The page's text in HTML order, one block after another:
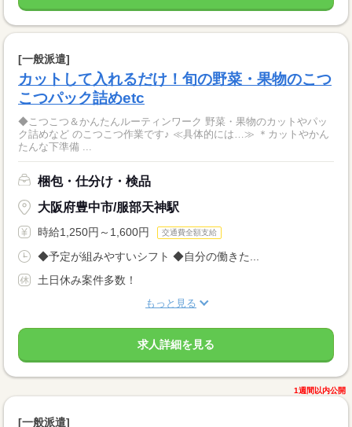
[一般派遣]
カットして入れるだけ！旬の野菜・果物のこつ
こつパック詰めetc
◆こつこつ＆かんたんルーティンワーク 野菜・果物のカットやパッ
ク詰めなど のこつこつ作業です♪ ≪具体的には…≫ ＊カットやかん
たんな下準備 ...
梱包・仕分け・検品
大阪府豊中市/服部天神駅
時給1,250円～1,600円 交通費全額支給
◆予定が組みやすいシフト ◆自分の働きた...
土日休み案件多数！
もっと見る
求人詳細を見る
1週間以内公開
[一般派遣]